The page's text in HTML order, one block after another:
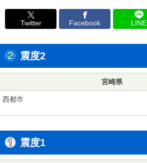
Twitter Facebook LINE
震度2
宮崎県
西都市
震度1